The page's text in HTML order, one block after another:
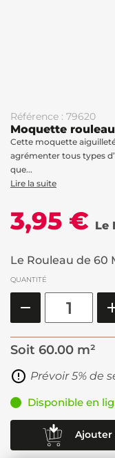
Référence : 79620
Moquette
Cette moquette
agrémenter tous types
que...
Lire la suite
3,95 € Le
Le Rouleau de 60
QUANTITÉ
Soit 60.00 m²
Prévoir 5% de
Disponible en
Ajouter